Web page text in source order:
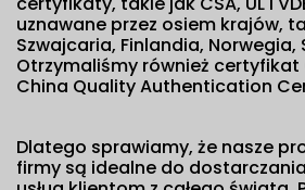
uznawane przez osiem krajów,
Szwajcaria, Finlandia, Norwegia,
Otrzymaliśmy również certyfikat
China Quality Authentication
Dlatego sprawiamy, że nasze
firmy są idealne do